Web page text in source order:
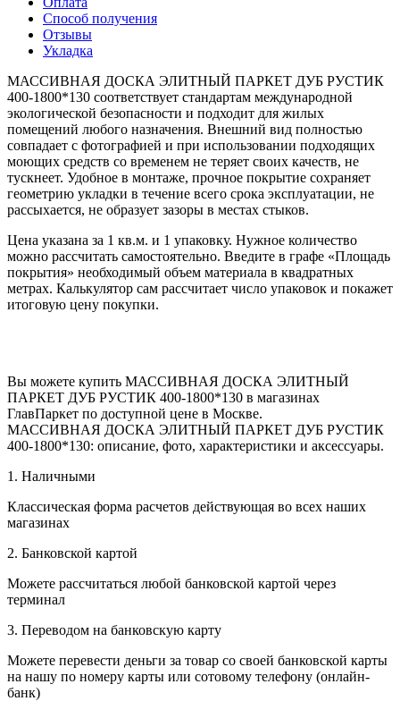
Способ получения
Отзывы
Укладка
МАССИВНАЯ ДОСКА ЭЛИТНЫЙ ПАРКЕТ ДУБ РУСТИК
400-1800*130 соответствует стандартам международной
экологической безопасности и подходит для жилых
помещений любого назначения. Внешний вид полностью
совпадает с фотографией и при использовании подходящих
моющих средств со временем не теряет своих качеств, не
тускнеет. Удобное в монтаже, прочное покрытие сохраняет
геометрию укладки в течение всего срока эксплуатации, не
рассыхается, не образует зазоры в местах стыков.
Цена указана за 1 кв.м. и 1 упаковку. Нужное количество
можно рассчитать самостоятельно. Введите в графе «Площадь
покрытия» необходимый объем материала в квадратных
метрах. Калькулятор сам рассчитает число упаковок и покажет
итоговую цену покупки.
Вы можете купить МАССИВНАЯ ДОСКА ЭЛИТНЫЙ
ПАРКЕТ ДУБ РУСТИК 400-1800*130 в магазинах
ГлавПаркет по доступной цене в Москве.
МАССИВНАЯ ДОСКА ЭЛИТНЫЙ ПАРКЕТ ДУБ РУСТИК
400-1800*130: описание, фото, характеристики и аксессуары.
1. Наличными
Классическая форма расчетов действующая во всех наших
магазинах
2. Банковской картой
Можете рассчитаться любой банковской картой через
терминал
3. Переводом на банковскую карту
Можете перевести деньги за товар со своей банковской карты
на нашу по номеру карты или сотовому телефону (онлайн-
банк)